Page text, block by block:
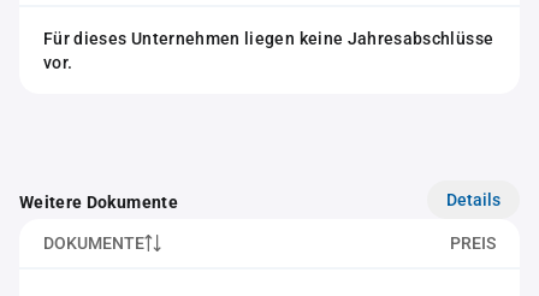
Für dieses Unternehmen liegen keine Jahresabschlüsse
vor.
Weitere Dokumente Details
DOKUMENTE PREIS